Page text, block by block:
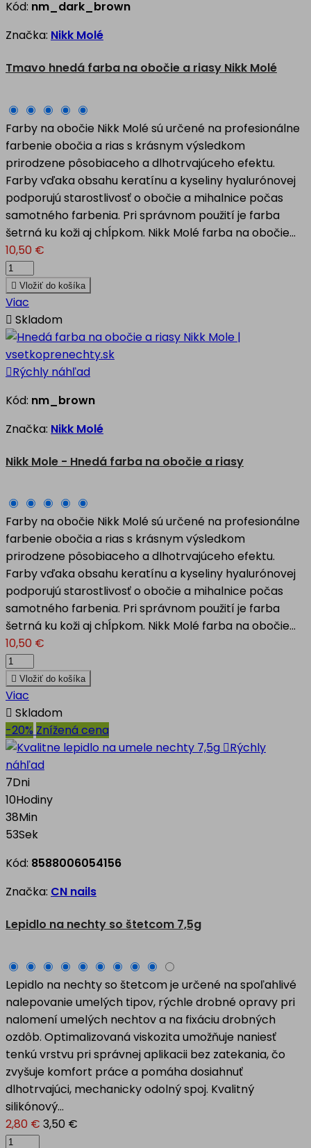
Kód: nm_dark_brown
Značka: Nikk Molé
Tmavo hnedá farba na obočie a riasy Nikk Molé
Farby na obočie Nikk Molé sú určené na profesionálne
farbenie obočia a rias s krásnym výsledkom
prirodzene pôsobiaceho a dlhotrvajúceho efektu.
Farby vďaka obsahu keratínu a kyseliny hyalurónovej
podporujú starostlivosť o obočie a mihalnice počas
samotného farbenia. Pri správnom použití je farba
šetrná ku koži aj chĺpkom. Nikk Molé farba na obočie...
10,50 €
 Vložiť do košíka
Viac
 Skladom
Rýchly náhľad
Kód: nm_brown
Značka: Nikk Molé
Nikk Mole - Hnedá farba na obočie a riasy
Farby na obočie Nikk Molé sú určené na profesionálne
farbenie obočia a rias s krásnym výsledkom
prirodzene pôsobiaceho a dlhotrvajúceho efektu.
Farby vďaka obsahu keratínu a kyseliny hyalurónovej
podporujú starostlivosť o obočie a mihalnice počas
samotného farbenia. Pri správnom použití je farba
šetrná ku koži aj chĺpkom. Nikk Molé farba na obočie...
10,50 €
 Vložiť do košíka
Viac
 Skladom
-20% Znížená cena
Rýchly
náhľad
7Dni
10Hodiny
38Min
52Sek
Kód: 8588006054156
Značka: CN nails
Lepidlo na nechty so štetcom 7,5g
Lepidlo na nechty so štetcom je určené na spoľahlivé
nalepovanie umelých tipov, rýchle drobné opravy pri
nalomení umelých nechtov a na fixáciu drobných
ozdôb. Optimalizovaná viskozita umožňuje naniesť
tenkú vrstvu pri správnej aplikacii bez zatekania, čo
zvyšuje komfort práce a pomáha dosiahnuť
dlhotrvajúci, mechanicky odolný spoj. Kvalitný
silikónový...
2,80 € 3,50 €